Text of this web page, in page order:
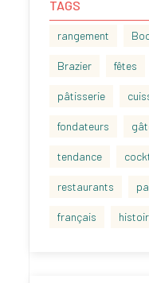
TAGS
rangement
Brazier fêtes
pâtisserie
fondateurs
tendance
restaurants
français